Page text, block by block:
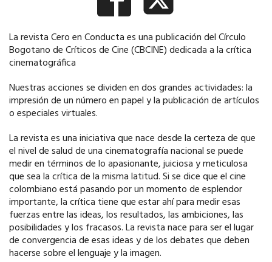
La revista Cero en Conducta es una publicación del Círculo
Bogotano de Críticos de Cine (CBCINE) dedicada a la crítica
cinematográfica
Nuestras acciones se dividen en dos grandes actividades: la
impresión de un número en papel y la publicación de artículos
o especiales virtuales.
La revista es una iniciativa que nace desde la certeza de que
el nivel de salud de una cinematografía nacional se puede
medir en términos de lo apasionante, juiciosa y meticulosa
que sea la crítica de la misma latitud. Si se dice que el cine
colombiano está pasando por un momento de esplendor
importante, la crítica tiene que estar ahí para medir esas
fuerzas entre las ideas, los resultados, las ambiciones, las
posibilidades y los fracasos. La revista nace para ser el lugar
de convergencia de esas ideas y de los debates que deben
hacerse sobre el lenguaje y la imagen.